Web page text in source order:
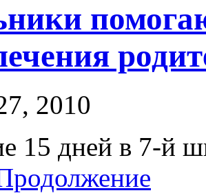
2010
15 дней в 7-й